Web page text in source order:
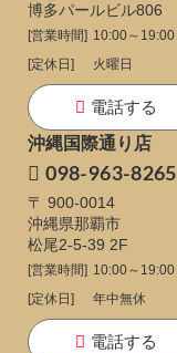
博多パールビル806
[営業時間] 10:00～19:00
[定休日]
火曜日
電話する
沖縄国際通り店
098-963-8265
〒 900-0014
沖縄県那覇市
松尾2-5-39 2F
[営業時間] 10:00～19:00
[定休日]
年中無休
電話する